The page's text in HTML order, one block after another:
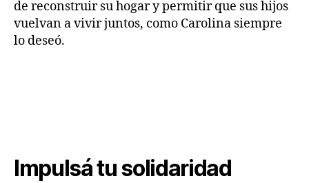
de reconstruir su hogar y permitir que sus hijos
vuelvan a vivir juntos, como Carolina siempre
lo deseó.
Impulsá tu solidaridad